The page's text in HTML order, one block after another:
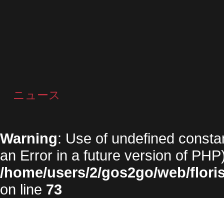
ニュース
Warning: Use of undefined
an Error in a future version of
/home/users/2/gos2go/web/
on line 73